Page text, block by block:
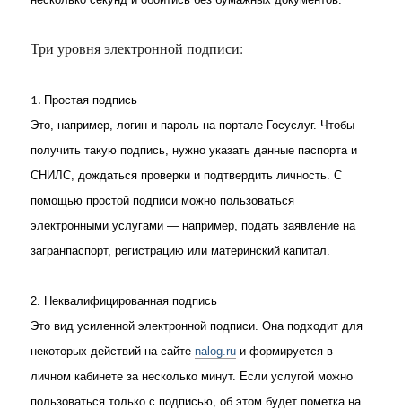
Три уровня электронной подписи:
1. Простая подпись
Это, например, логин и пароль на портале Госуслуг. Чтобы
получить такую подпись, нужно указать данные паспорта и
СНИЛС, дождаться проверки и подтвердить личность. С
помощью простой подписи можно пользоваться
электронными услугами — например, подать заявление на
загранпаспорт, регистрацию или материнский капитал.
2.
Неквалифицированная подпись
Это вид усиленной электронной подписи. Она подходит для
некоторых действий на сайтеnalog.ru и формируется в
личном кабинете за несколько минут. Если услугой можно
пользоваться только с подписью, об этом будет пометка на